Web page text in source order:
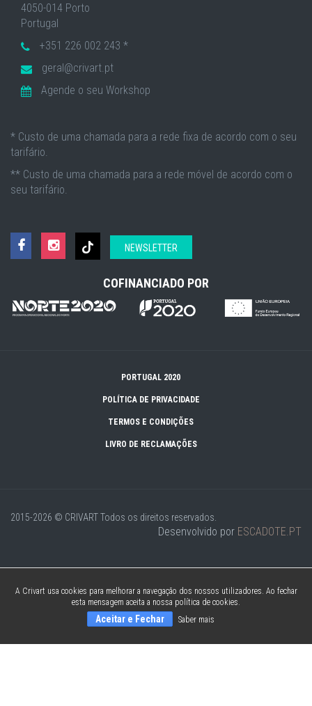
4050-014 Porto
Portugal
+351 226 002 243 *
geral@crivart.pt
Agende o seu Workshop
* Custo de uma chamada para a rede fixa de acordo com o seu
tarifário.
** Custo de uma chamada para a rede móvel de acordo com o
seu tarifário.
NEWSLETTER
COFINANCIADO POR
PORTUGAL 2020
POLÍTICA DE PRIVACIDADE
TERMOS E CONDIÇÕES
LIVRO DE RECLAMAÇÕES
2015-2026 © CRIVARTTodos os direitos reservados.
Desenvolvido por ESCADOTE.PT
A Crivart usa cookies para melhorar a navegação dos nossos utilizadores. Ao fechar
esta mensagem aceita a nossa política de cookies.
Aceitar e Fechar Saber mais